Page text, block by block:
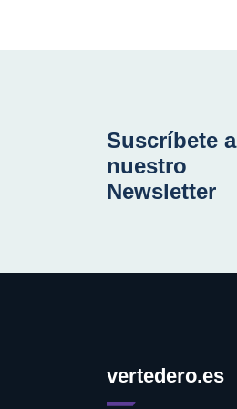
Suscríbete a
nuestro
Newsletter
vertedero.es